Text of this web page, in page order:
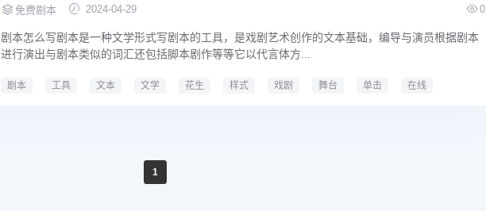
免费剧本 2024-04-29 0
剧本怎么写剧本是一种文学形式写剧本的工具，是戏剧艺术创作的文本基础，编导与演员根据剧本
进行演出与剧本类似的词汇还包括脚本剧作等等它以代言体方...
剧本 工具 文本 文学 花生 样式 戏剧 舞台 单击
在线
1